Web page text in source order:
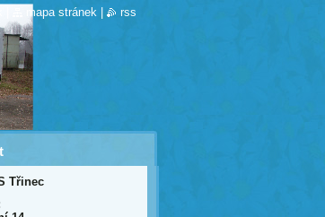
Třinec
mapa stránek rss